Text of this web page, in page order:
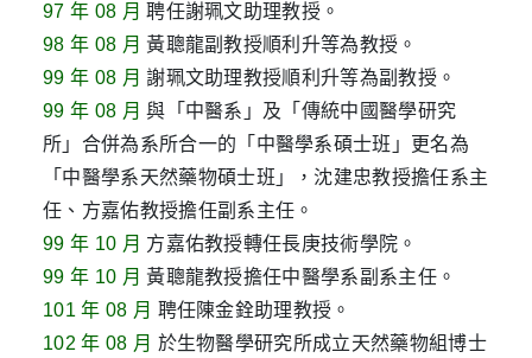
97 年 08 月 聘任謝珮文助理教授。
98 年 08 月 黃聰龍副教授順利升等為教授。
99 年 08 月 謝珮文助理教授順利升等為副教授。
99 年 08 月 與「中醫系」及「傳統中國醫學研究
所」合併為系所合一的「中醫學系碩士班」更名為
「中醫學系天然藥物碩士班」，沈建忠教授擔任系主
任、方嘉佑教授擔任副系主任。
99 年 10 月 方嘉佑教授轉任長庚技術學院。
99 年 10 月 黃聰龍教授擔任中醫學系副系主任。
101 年 08 月 聘任陳金銓助理教授。
102 年 08 月 於生物醫學研究所成立天然藥物組博士